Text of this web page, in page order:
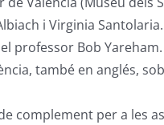
i Virginia Santolaria.
professor Bob
també en anglés,
complement per a les